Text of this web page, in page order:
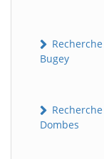
Bugey
Dombes